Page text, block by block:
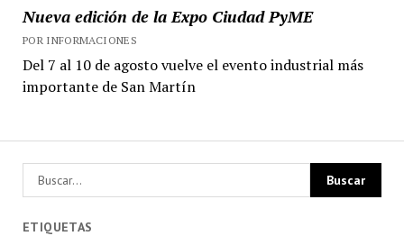
Nueva edición de la Expo Ciudad PyME
POR INFORMACIONES
Del 7 al 10 de agosto vuelve el evento industrial más
importante de San Martín
ETIQUETAS